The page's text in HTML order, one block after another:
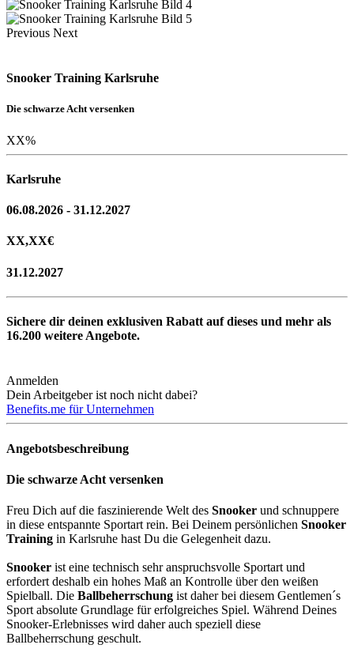
Previous Next
Snooker Training Karlsruhe
Die schwarze Acht versenken
XX%
Karlsruhe
06.08.2026 - 31.12.2027
XX,XX€
31.12.2027
Sichere dir deinen exklusiven Rabatt auf dieses und mehr als
16.200 weitere Angebote.
Anmelden
Dein Arbeitgeber ist noch nicht dabei?
Benefits.me für Unternehmen
Angebotsbeschreibung
Die schwarze Acht versenken
Freu Dich auf die faszinierende Welt des Snooker und schnuppere
in diese entspannte Sportart rein. Bei Deinem persönlichen Snooker
Training in Karlsruhe hast Du die Gelegenheit dazu.
Snooker ist eine technisch sehr anspruchsvolle Sportart und
erfordert deshalb ein hohes Maß an Kontrolle über den weißen
Spielball. Die Ballbeherrschung ist daher bei diesem Gentlemen´s
Sport absolute Grundlage für erfolgreiches Spiel. Während Deines
Snooker-Erlebnisses wird daher auch speziell diese
Ballbeherrschung geschult.